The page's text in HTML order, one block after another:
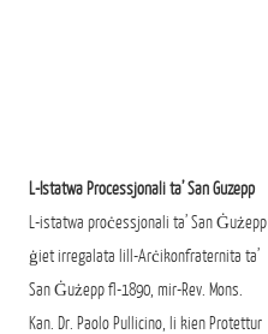
L-Istatwa Processjonali ta’ San Guzepp
L-istatwa proċessjonali ta’ San Ġużepp
ġiet irregalata lill-Arċikonfraternita ta’
San Ġużepp fl-1890, mir-Rev. Mons.
Kan. Dr. Paolo Pullicino, li kien Protettur